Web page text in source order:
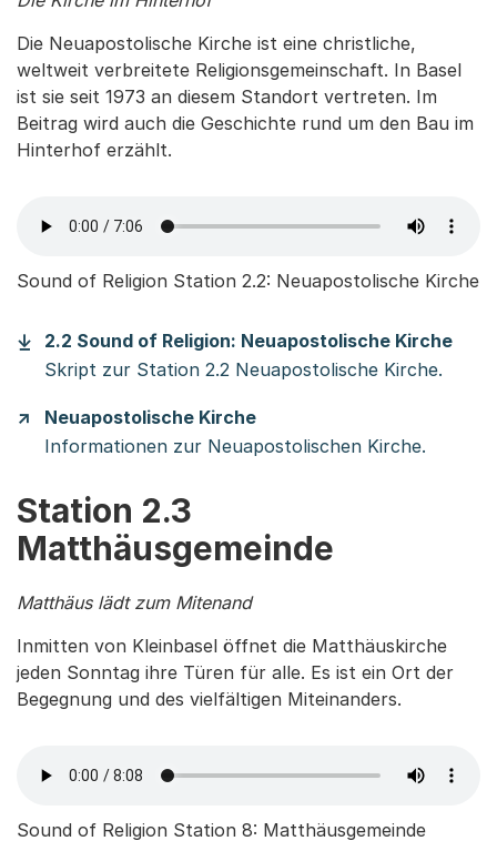
Die Neuapostolische Kirche ist eine christliche,
weltweit verbreitete Religionsgemeinschaft. In Basel
ist sie seit 1973 an diesem Standort vertreten. Im
Beitrag wird auch die Geschichte rund um den Bau im
Hinterhof erzählt.
Sound of Religion Station 2.2: Neuapostolische Kirche
2.2 Sound of Religion: Neuapostolische Kirche
Skript zur Station 2.2 Neuapostolische Kirche.
Neuapostolische Kirche
Informationen zur Neuapostolischen Kirche.
Station 2.3
Matthäusgemeinde
Matthäus lädt zum Mitenand
Inmitten von Kleinbasel öffnet die Matthäuskirche
jeden Sonntag ihre Türen für alle. Es ist ein Ort der
Begegnung und des vielfältigen Miteinanders.
Sound of Religion Station 8: Matthäusgemeinde